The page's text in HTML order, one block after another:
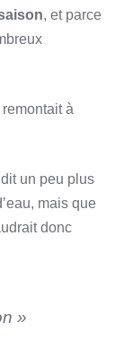
, et parce
à
un peu plus
mais que
donc
»